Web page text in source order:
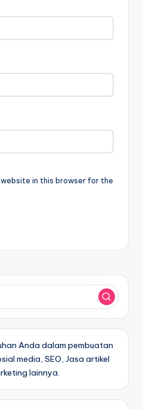
website in this browser for the
Anda dalam pembuatan
media, SEO, Jasa artikel
lainnya.